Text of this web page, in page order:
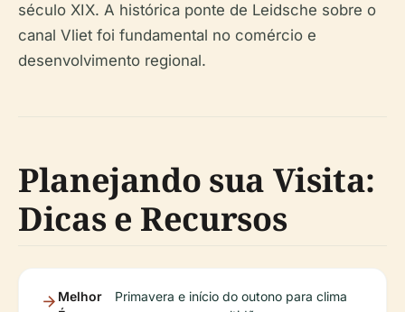
século XIX. A histórica ponte de Leidsche sobre o
canal Vliet foi fundamental no comércio e
desenvolvimento regional.
Planejando sua Visita:
Dicas e Recursos
Melhor
Primavera e início do outono para clima